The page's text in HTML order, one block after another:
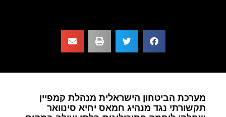
מערכת הביטחון הישראלית מנהלת קמפיין
תקשורתי נגד מנהיג חמאס יחיא סינוואר